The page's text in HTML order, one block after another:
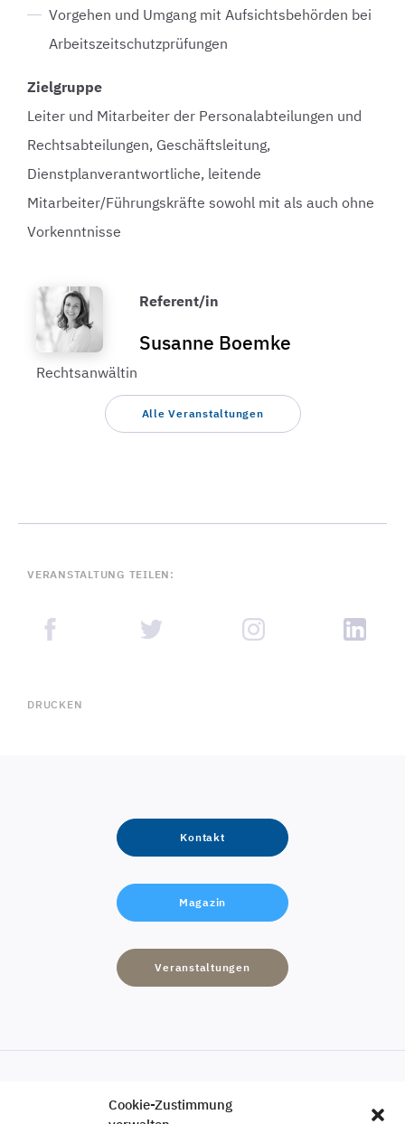
Cookie-Zustimmung
Vorgehen und Umgang mit Aufsichtsbehörden bei
Arbeitszeitschutzprüfungen
Zielgruppe
Leiter und Mitarbeiter der Personalabteilungen und
Rechtsabteilungen, Geschäftsleitung,
Dienstplanverantwortliche, leitende
Mitarbeiter/Führungskräfte sowohl mit als auch ohne
Vorkenntnisse
Referent/in
Susanne Boemke
Rechtsanwältin
Alle Veranstaltungen
VERANSTALTUNG TEILEN:
DRUCKEN
Kontakt
Magazin
Veranstaltungen
Engagement